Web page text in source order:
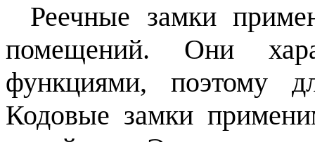
Реечные замки
помещений. Они
функциями, поэтому
Кодовые замки